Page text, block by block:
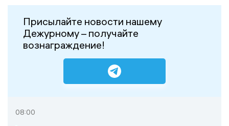
Присылайте новости нашему
Дежурному – получайте
вознаграждение!
08:00